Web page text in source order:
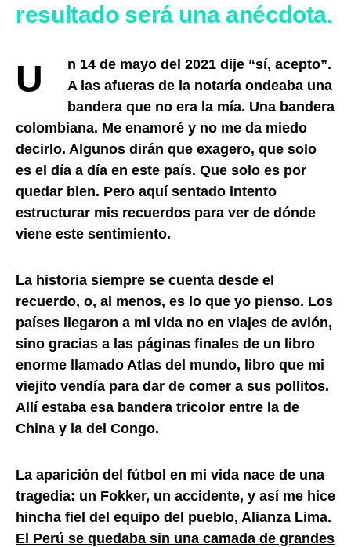
resultado será una anécdota.
Un 14 de mayo del 2021 dije “sí, acepto”.
A las afueras de la notaría ondeaba una
bandera que no era la mía. Una bandera
colombiana. Me enamoré y no me da miedo
decirlo. Algunos dirán que exagero, que solo
es el día a día en este país. Que solo es por
quedar bien. Pero aquí sentado intento
estructurar mis recuerdos para ver de dónde
viene este sentimiento.
La historia siempre se cuenta desde el
recuerdo, o, al menos, es lo que yo pienso. Los
países llegaron a mi vida no en viajes de avión,
sino gracias a las páginas finales de un libro
enorme llamado Atlas del mundo, libro que mi
viejito vendía para dar de comer a sus pollitos.
Allí estaba esa bandera tricolor entre la de
China y la del Congo.
La aparición del fútbol en mi vida nace de una
tragedia: un Fokker, un accidente, y así me hice
hincha fiel del equipo del pueblo, Alianza Lima.
El Perú se quedaba sin una camada de grandes